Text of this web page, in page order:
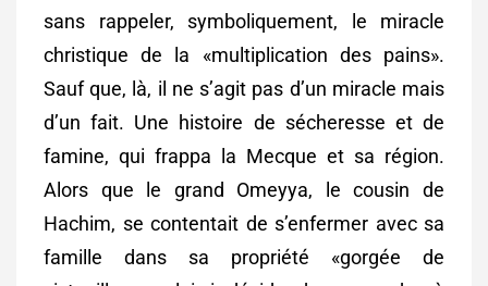
sans rappeler, symboliquement, le miracle
christique de la «multiplication des pains».
Sauf que, là, il ne s’agit pas d’un miracle mais
d’un fait. Une histoire de sécheresse et de
famine, qui frappa la Mecque et sa région.
Alors que le grand Omeyya, le cousin de
Hachim, se contentait de s’enfermer avec sa
famille dans sa propriété «gorgée de